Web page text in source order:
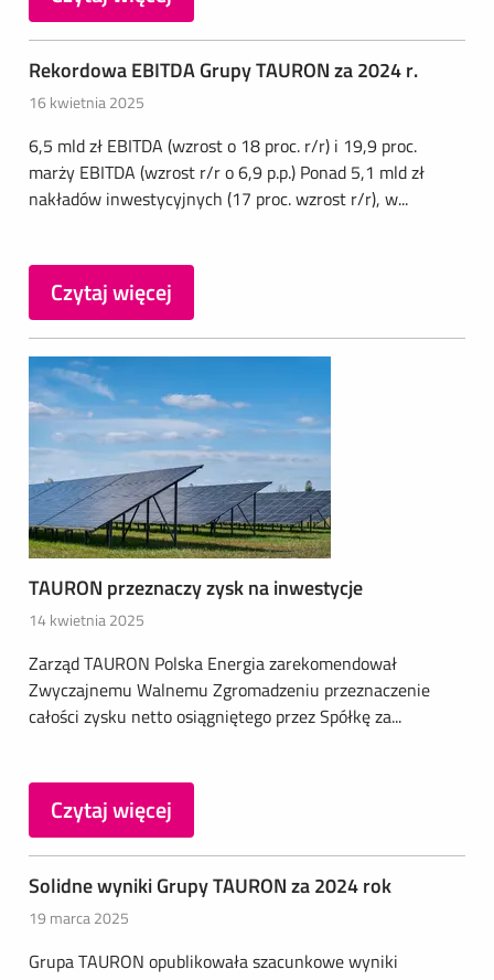
Rekordowa EBITDA Grupy TAURON za 2024 r.
16 kwietnia 2025
6,5 mld zł EBITDA (wzrost o 18 proc. r/r) i 19,9 proc.
marży EBITDA (wzrost r/r o 6,9 p.p.) Ponad 5,1 mld zł
nakładów inwestycyjnych (17 proc. wzrost r/r), w...
Czytaj więcej
TAURON przeznaczy zysk na inwestycje
14 kwietnia 2025
Zarząd TAURON Polska Energia zarekomendował
Zwyczajnemu Walnemu Zgromadzeniu przeznaczenie
całości zysku netto osiągniętego przez Spółkę za...
Czytaj więcej
Solidne wyniki Grupy TAURON za 2024 rok
19 marca 2025
Grupa TAURON opublikowała szacunkowe wyniki